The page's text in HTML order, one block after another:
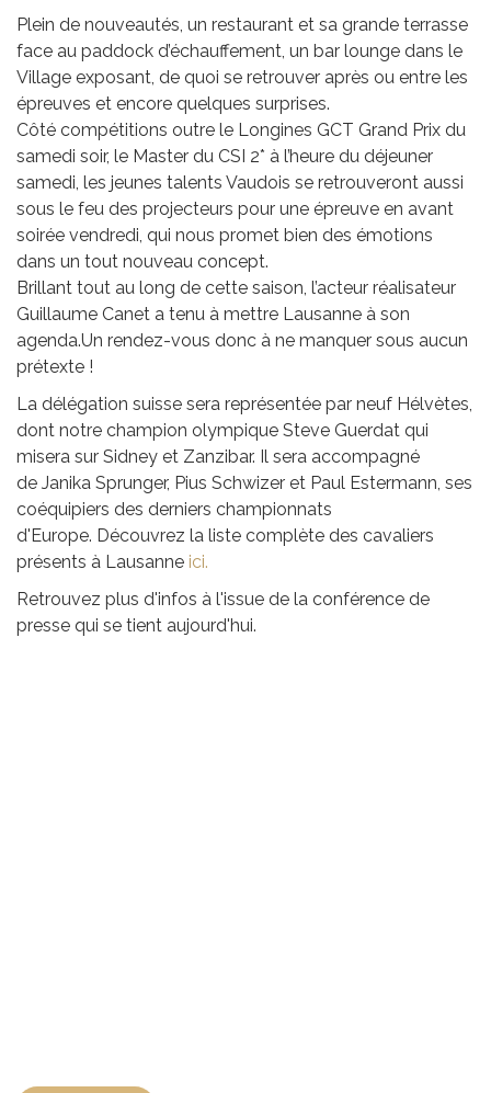
Plein de nouveautés, un restaurant et sa grande terrasse
face au paddock d’échauffement, un bar lounge dans le
Village exposant, de quoi se retrouver après ou entre les
épreuves et encore quelques surprises.
Côté compétitions outre le Longines GCT Grand Prix du
samedi soir, le Master du CSI 2* à l’heure du déjeuner
samedi, les jeunes talents Vaudois se retrouveront aussi
sous le feu des projecteurs pour une épreuve en avant
soirée vendredi, qui nous promet bien des émotions
dans un tout nouveau concept.
Brillant tout au long de cette saison, l’acteur réalisateur
Guillaume Canet a tenu à mettre Lausanne à son
agenda.Un rendez-vous donc à ne manquer sous aucun
prétexte !
La délégation suisse sera représentée par neuf Hélvètes,
dont notre champion olympique Steve Guerdat qui
misera sur Sidney et Zanzibar. Il sera accompagné
de Janika Sprunger, Pius Schwizer et Paul Estermann, ses
coéquipiers des derniers championnats
d'Europe. Découvrez la liste complète des cavaliers
présents à Lausanne ici.
Retrouvez plus d'infos à l'issue de la conférence de
presse qui se tient aujourd'hui.